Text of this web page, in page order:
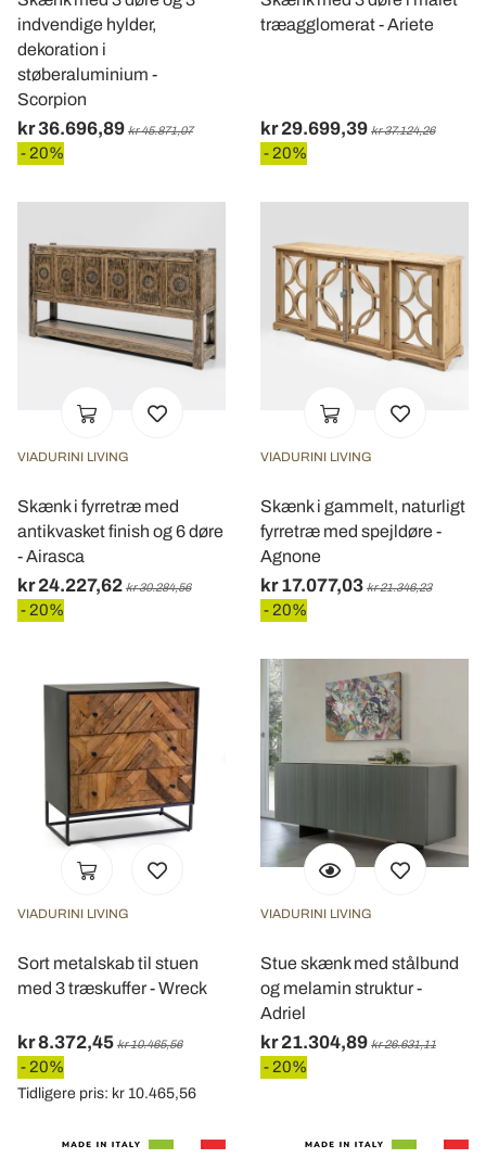
indvendige hylder,
dekoration i
støberaluminium -
Scorpion
kr 36.696,89 kr 45.871,07
- 20%
træagglomerat - Ariete
kr 29.699,39 kr 37.124,26
- 20%
VIADURINI LIVING
Skænk i fyrretræ med
antikvasket finish og 6 døre
- Airasca
kr 24.227,62 kr 30.284,56
- 20%
VIADURINI LIVING
Skænk i gammelt, naturligt
fyrretræ med spejldøre -
Agnone
kr 17.077,03 kr 21.346,23
- 20%
VIADURINI LIVING
Sort metalskab til stuen
med 3 træskuffer - Wreck
kr 8.372,45 kr 10.465,56
- 20%
Tidligere pris: kr 10.465,56
VIADURINI LIVING
Stue skænk med stålbund
og melamin struktur -
Adriel
kr 21.304,89 kr 26.631,11
- 20%